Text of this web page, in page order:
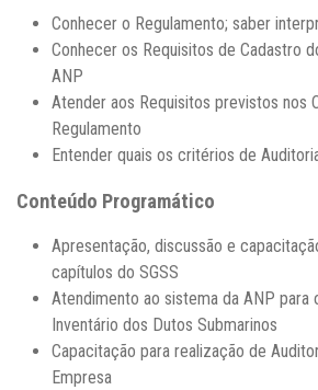
Conhecer o Regulamento; saber
Conhecer os Requisitos de Cadastro
ANP
Atender aos Requisitos previstos nos
Regulamento
Entender quais os critérios de
Conteúdo Programático
Apresentação, discussão e
capítulos do SGSS
Atendimento ao sistema da ANP para
Inventário dos Dutos Submarinos
Capacitação para realização de
Empresa